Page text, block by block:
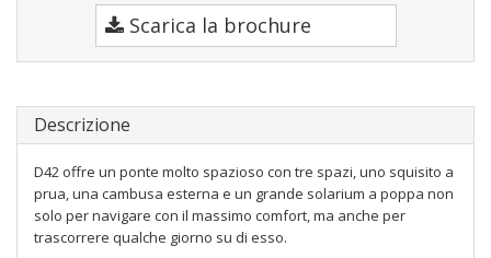
Scarica la brochure
Descrizione
D42 offre un ponte molto spazioso con tre spazi, uno squisito a
prua, una cambusa esterna e un grande solarium a poppa non
solo per navigare con il massimo comfort, ma anche per
trascorrere qualche giorno su di esso.